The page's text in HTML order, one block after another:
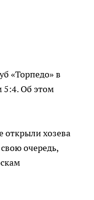
«Торпедо» в
5:4. Об этом
открыли хозева
очередь,